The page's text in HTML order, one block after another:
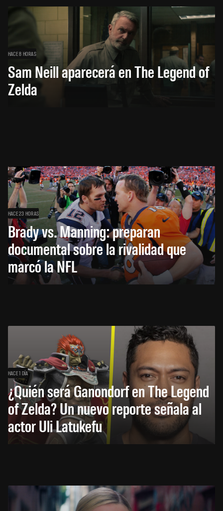
HACE 8 HORAS
Sam Neill aparecerá en The Legend of
Zelda
HACE 23 HORAS
Brady vs. Manning: preparan
documental sobre la rivalidad que
marcó la NFL
HACE 1 DÍA
¿Quién será Ganondorf en The Legend
of Zelda? Un nuevo reporte señala al
actor Uli Latukefu